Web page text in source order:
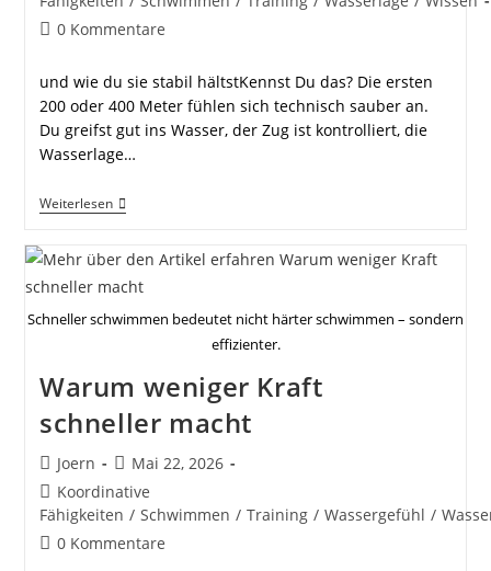
Beitrags-
0 Kommentare
und wie du sie stabil hältstKennst Du das? Die ersten
200 oder 400 Meter fühlen sich technisch sauber an.
Du greifst gut ins Wasser, der Zug ist kontrolliert, die
Wasserlage…
WeiterlesenWarum
Deine
Auf
Strecken
Schneller schwimmen bedeutet nicht härter schwimmen – sondern
effizienter.
Warum weniger Kraft
schneller macht
Beitrags-
Autor:
Joern
Beitrag
veröffentlicht:
Mai 22, 2026
Beitrags-
Kategorie:
Koordinative
Fähigkeiten / Schwimmen / Training / Wassergefühl /
Beitrags-
0 Kommentare